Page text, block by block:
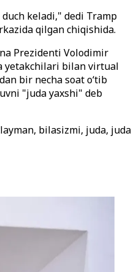
keladi," dedi Tramp
qilgan chiqishida.
Prezidenti Volodimir
yetakchilari bilan virtual
bir necha soat o‘tib
"juda yaxshi" deb
bilasizmi, juda, juda